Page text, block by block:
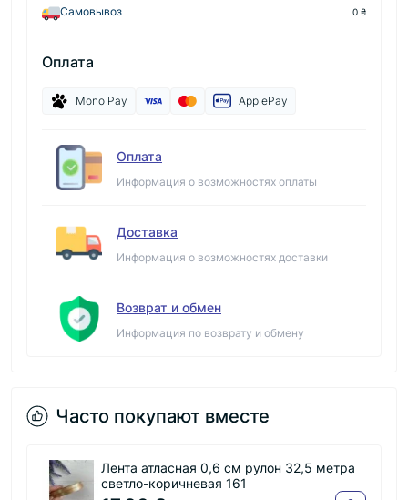
Самовывоз 0 ₴
Оплата
Mono Pay ApplePay
Оплата
Информация о возможностях оплаты
Доставка
Информация о возможностях доставки
Возврат и обмен
Информация по возврату и обмену
Часто покупают вместе
метра
Лента бархатная " 0.6 см " молочная
рулон 45 метров